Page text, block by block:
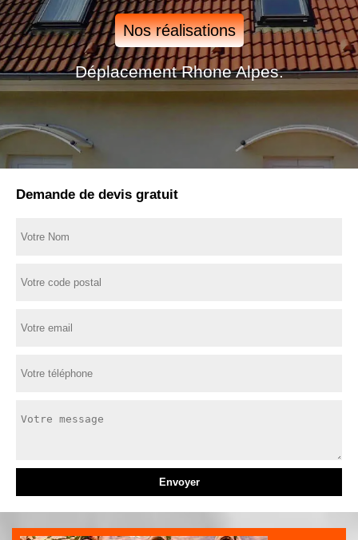
Nos réalisations
Déplacement Rhone Alpes.
Demande de devis gratuit